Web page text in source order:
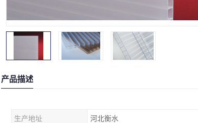
产品描述
生产地址 河北衡水